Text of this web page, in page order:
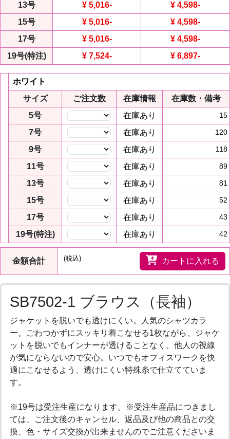
13号 ¥ 5,016- ¥ 4,598-
15号
¥ 5,016- ¥ 4,598-
17号
¥ 5,016- ¥ 4,598-
19号(特注)
¥ 7,524- ¥ 6,897-
ホワイト
サイズ
ご注文数 在庫情報
在庫数・備考
5号
在庫あり 15
7号 在庫あり 120
9号 在庫あり 118
11号 在庫あり 89
13号 在庫あり 81
15号 在庫あり 52
17号 在庫あり 43
19号(特注) 在庫あり 42
金額合計 (税込) カートに入れる
SB7502-1 ブラウス（長袖）
ジャケットを脱いでも透けにくい。人気のシャツカラ
ー。ごわつかずにスッキリ着こなせる1枚ながら、ジャケ
ットを脱いでもインナーが透けることなく、他人の視線
が気にならないので安心。いつでもオフィスワークを快
適にこなせるよう、透けにくい特殊糸で仕立てていま
す。
※19号は受注生産になります。※受注生産品につきまし
ては、ご注文後のキャンセル、返品及び他の商品との交
換、色・サイズ交換が出来ませんのでご注意くださいま